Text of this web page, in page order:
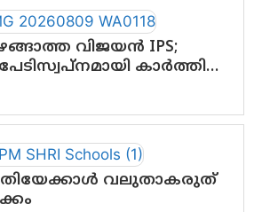
വിജയൻ IPS;
കാർത്തിക്
‘പവർ ഹോം’
വലുതാകരുത്